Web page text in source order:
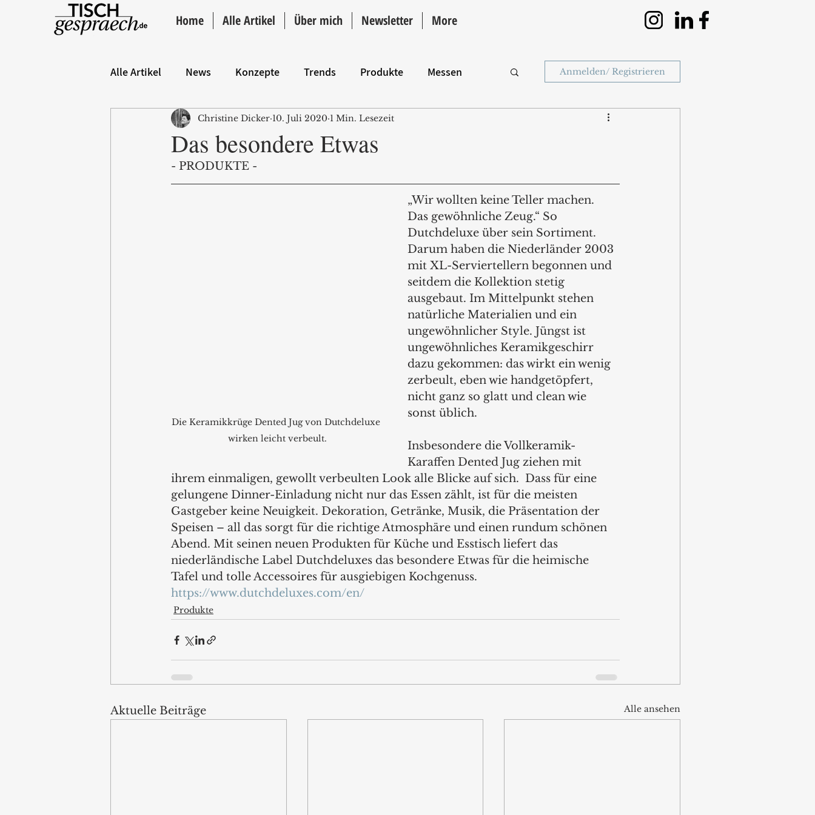
Home Alle Artikel Über mich Newsletter More
Alle Artikel News Konzepte Trends Produkte Messen
Hintergrund ANZEIGE Intro
Anmelden/ Registrieren
Das besondere Etwas
Christine Dicker 10. Juli 2020 1 Min. Lesezeit
- PRODUKTE -
Die Keramikkrüge Dented Jug von Dutchdeluxe
wirken leicht verbeult.
„Wir wollten keine Teller machen.
Das gewöhnliche Zeug.“ So
Dutchdeluxe über sein Sortiment.
Darum haben die Niederländer 2003
mit XL-Serviertellern begonnen und
seitdem die Kollektion stetig
ausgebaut. Im Mittelpunkt stehen
natürliche Materialien und ein
ungewöhnlicher Style. Jüngst ist
ungewöhnliches Keramikgeschirr
dazu gekommen: das wirkt ein wenig
zerbeult, eben wie handgetöpfert,
nicht ganz so glatt und clean wie
sonst üblich.
Insbesondere die Vollkeramik-
Karaffen Dented Jug ziehen mit
ihrem einmaligen, gewollt verbeulten Look alle Blicke auf sich.  Dass für eine
gelungene Dinner-Einladung nicht nur das Essen zählt, ist für die meisten
Gastgeber keine Neuigkeit. Dekoration, Getränke, Musik, die Präsentation der
Speisen – all das sorgt für die richtige Atmosphäre und einen rundum schönen
Abend. Mit seinen neuen Produkten für Küche und Esstisch liefert das
niederländische Label Dutchdeluxes das besondere Etwas für die heimische
Tafel und tolle Accessoires für ausgiebigen Kochgenuss.
https://www.dutchdeluxes.com/en/
Produkte
Aktuelle Beiträge Alle ansehen